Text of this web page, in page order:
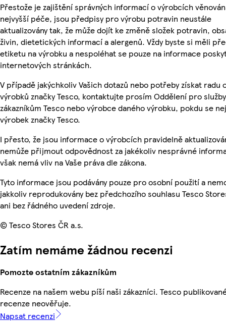
Přestože je zajištění správných informací o výrobcích
nejvyšší péče, jsou předpisy pro výrobu potravin neustále
aktualizovány tak, že může dojít ke změně složek potravin,
živin, dietetických informací a alergenů. Vždy byste si měli
etiketu na výrobku a nespoléhat se pouze na informace
internetových stránkách.
V případě jakýchkoliv Vašich dotazů nebo potřeby získat radu
výrobků značky Tesco, kontaktujte prosím Oddělení pro služby
zákazníkům Tesco nebo výrobce daného výrobku, pokdu se
výrobek značky Tesco.
I přesto, že jsou informace o výrobcích pravidelně
nemůže přijmout odpovědnost za jakékoliv nesprávné
však nemá vliv na Vaše práva dle zákona.
Tyto informace jsou podávány pouze pro osobní použití a
jakkoliv reprodukovány bez předchozího souhlasu Tesco
ani bez řádného uvedení zdroje.
© Tesco Stores ČR a.s.
Zatím nemáme žádnou recenzi
Pomozte ostatním zákazníkům
Recenze na našem webu píší naši zákazníci. Tesco
recenze neověřuje.
Napsat recenzi